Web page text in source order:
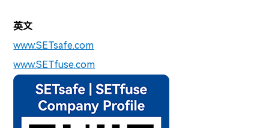
英文
www.SETsafe.com
www.SETfuse.com